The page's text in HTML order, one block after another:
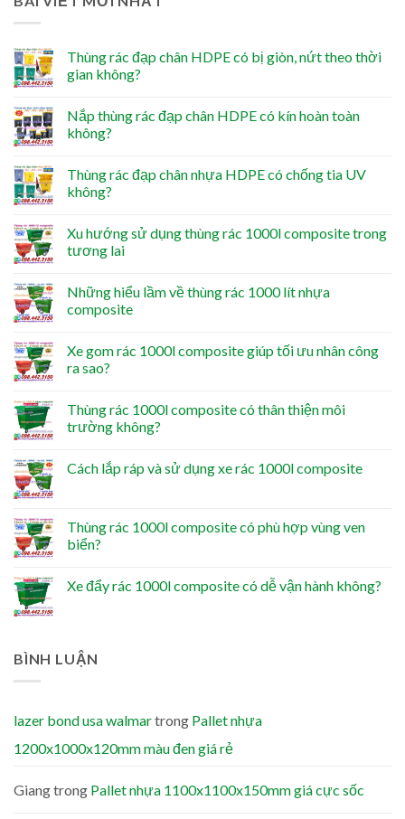
Thùng rác đạp chân HDPE có bị giòn, nứt theo thời
gian không?
Nắp thùng rác đạp chân HDPE có kín hoàn toàn
không?
Thùng rác đạp chân nhựa HDPE có chống tia UV
không?
Xu hướng sử dụng thùng rác 1000l composite trong
tương lai
Những hiểu lầm về thùng rác 1000 lít nhựa
composite
Xe gom rác 1000l composite giúp tối ưu nhân công
ra sao?
Thùng rác 1000l composite có thân thiện môi
trường không?
Cách lắp ráp và sử dụng xe rác 1000l composite
Thùng rác 1000l composite có phù hợp vùng ven
biển?
Xe đẩy rác 1000l composite có dễ vận hành không?
BÌNH LUẬN
lazer bond usa walmartrong Pallet nhựa
1200x1000x120mm màu đen giá rẻ
Giangtrong Pallet nhựa 1100x1100x150mm giá cực sốc